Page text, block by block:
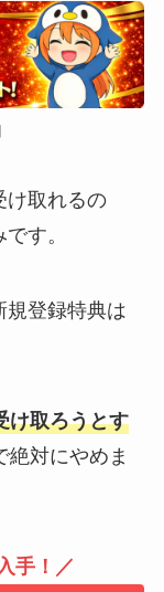
け取れるの
す。
規登録特典は
け取ろうとす
絶対にやめま
手！／